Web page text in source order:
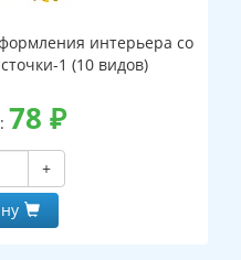
интерьера со
1 (10 видов)
78 ₽
+